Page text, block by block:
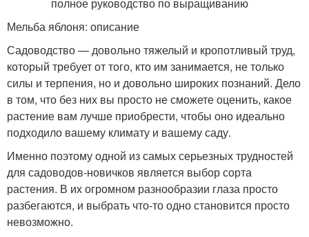
Мельба яблоня: описание
Садоводство — довольно тяжелый и кропотливый труд,
который требует от того, кто им занимается, не только
силы и терпения, но и довольно широких познаний. Дело
в том, что без них вы просто не сможете оценить, какое
растение вам лучше приобрести, чтобы оно идеально
подходило вашему климату и вашему саду.
Именно поэтому одной из самых серьезных трудностей
для садоводов-новичков является выбор сорта
растения. В их огромном разнообразии глаза просто
разбегаются, и выбрать что-то одно становится просто
невозможно.